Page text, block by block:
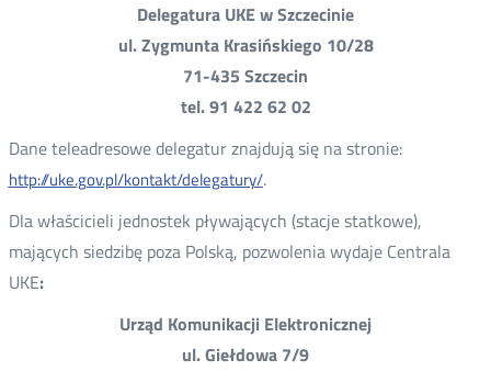
Delegatura UKE w Szczecinie
ul. Zygmunta Krasińskiego 10/28
71-435 Szczecin
tel. 91 422 62 02
Dane teleadresowe delegatur znajdują się na stronie:
http://uke.gov.pl/kontakt/delegatury/.
Dla właścicieli jednostek pływających (stacje statkowe),
mających siedzibę poza Polską, pozwolenia wydaje Centrala
UKE:
Urząd Komunikacji Elektronicznej
ul. Giełdowa 7/9